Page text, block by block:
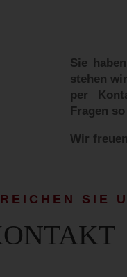
Sie
stehen
per
Fragen
Wir
SIE